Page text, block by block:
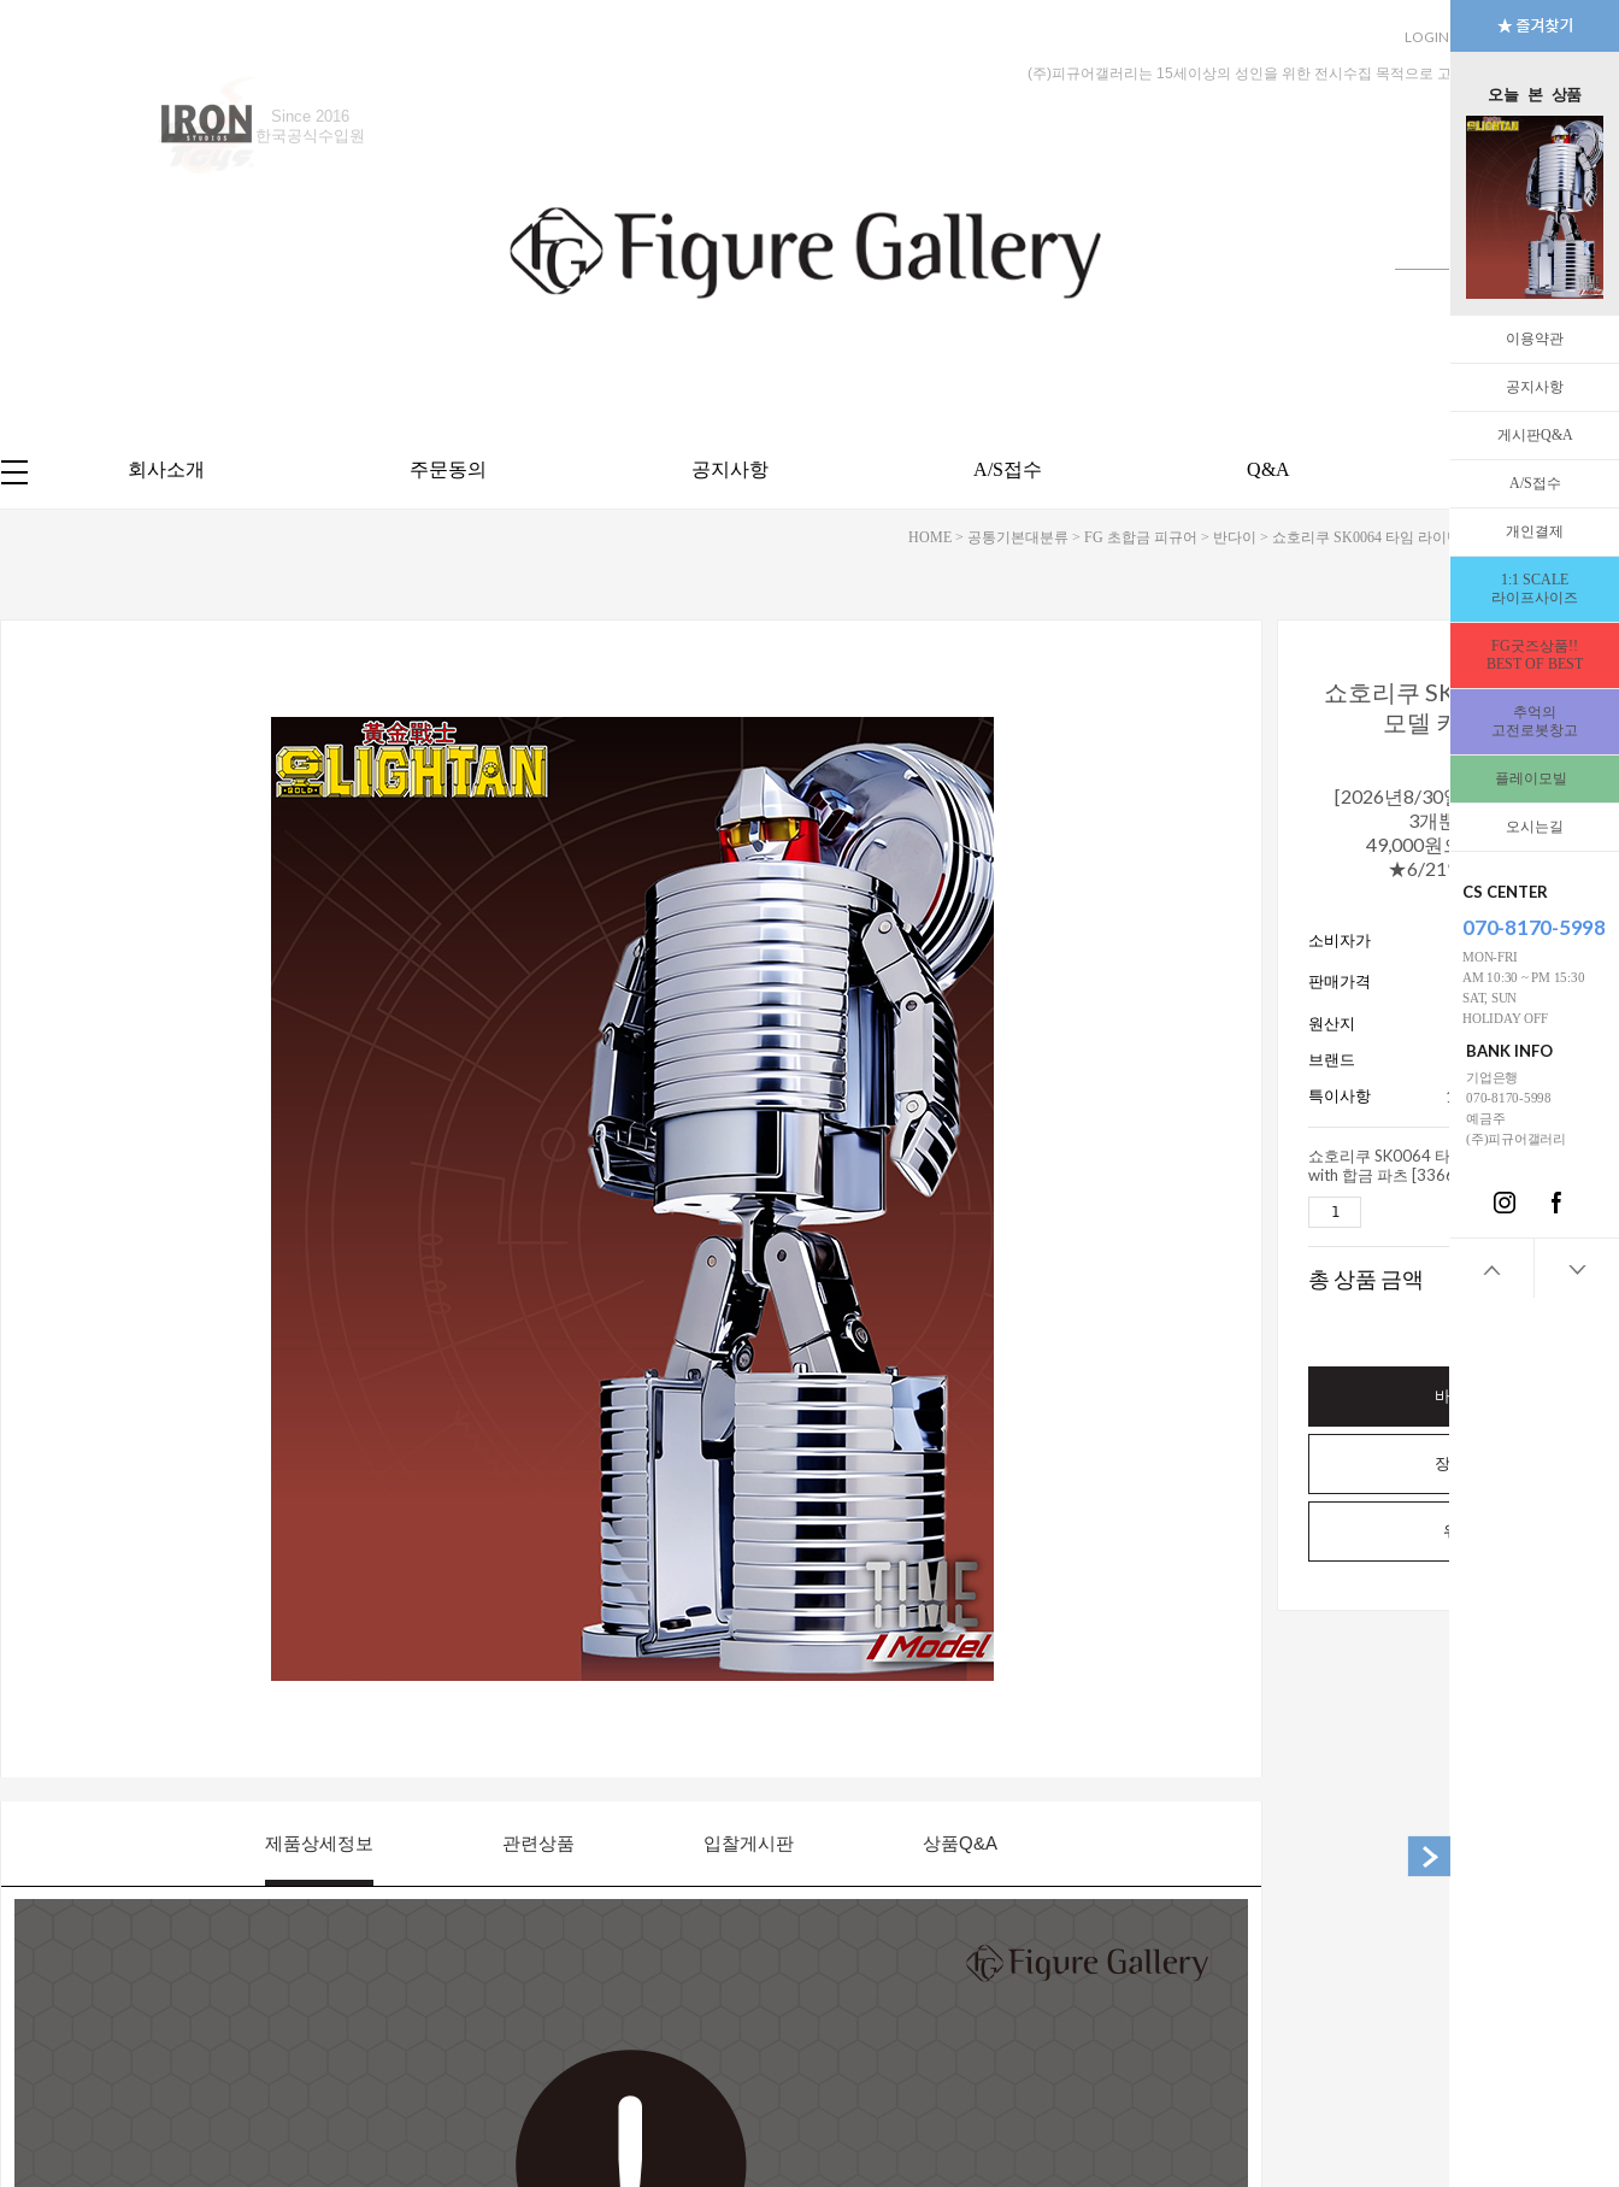
오늘 본 상품
이용약관
공지사항
게시판Q&A
A/S접수
개인결제
1:1 SCALE
라이프사이즈
FG굿즈상품!!
BEST OF BEST
추억의
고전로봇창고
플레이모빌
오시는길
CS CENTER
070-8170-5998
MON-FRI
AM 10:30 ~ PM 15:30
SAT, SUN
HOLIDAY OFF
BANK INFO
기업은행
070-8170-5998
예금주
(주)피규어갤러리
LOGIN JOIN MYPAGE
Since 2016
한국공식수입원
(주)피규어갤러리는 15세이상의 성인을 위한 전시수집 목적으로 고안된 수입판매 전문 법인
회사소개 주문동의 공지사항 A/S접수 Q&A
HOME > 공통기본대분류 > FG 초합금 피규어 > 반다이 > 쇼호리쿠 SK0064 타임 라이탄 모델 키트 With 합금 파
제품상세정보 관련상품 입찰게시판 상품Q&A
쇼호리쿠 SK0064 타임 라
모델 키트 with 합금
[2026년8/30일_입고예정★남은
3개뿐]★2026년6/20일
49,000원으로 특가로 진행합
★6/21일부터는 55,000원
변경됩
소비자가 55,000
판매가격 49,000
원산지
브랜드
특이사항 15세이상사용_전시수집
쇼호리쿠 SK0064 타임 라이탄 모델 키트
with 합금 파츠 [3366969]
총 상품 금액
바로구매하기
장바구니담기
위시리스트